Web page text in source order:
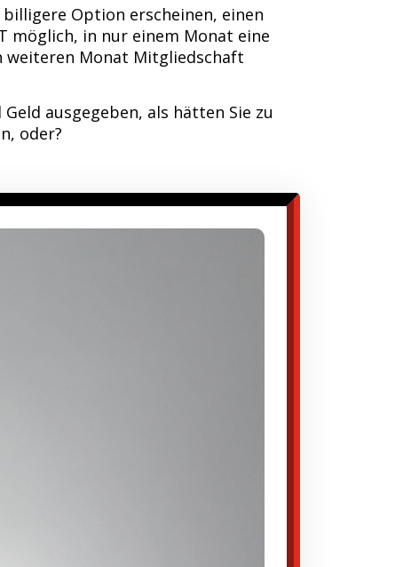
billigere Option erscheinen, einen
möglich, in nur einem Monat eine
weiteren Monat Mitgliedschaft
ausgegeben, als hätten Sie zu
oder?